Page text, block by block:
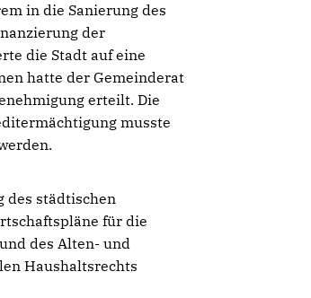
in die Sanierung des
der
die Stadt auf eine
hatte der Gemeinderat
erteilt. Die
musste
des städtischen
für die
des Alten- und
Haushaltsrechts